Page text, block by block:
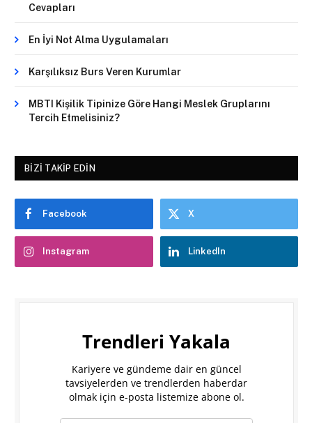
Cevapları
En İyi Not Alma Uygulamaları
Karşılıksız Burs Veren Kurumlar
MBTI Kişilik Tipinize Göre Hangi Meslek Gruplarını
Tercih Etmelisiniz?
BIZI TAKIP EDIN
Facebook X
Instagram LinkedIn
Trendleri Yakala
Kariyere ve gündeme dair en güncel
tavsiyelerden ve trendlerden haberdar
olmak için e-posta listemize abone ol.